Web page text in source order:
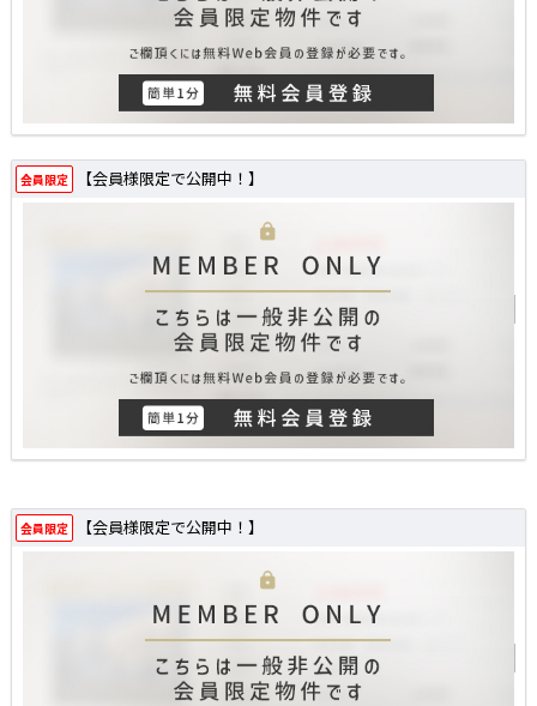
会員限定 【会員様限定で公開中！】
会員限定 【会員様限定で公開中！】